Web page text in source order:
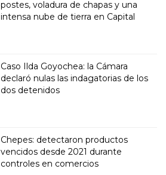
postes, voladura de chapas y una
intensa nube de tierra en Capital
Caso Ilda Goyochea: la Cámara
declaró nulas las indagatorias de los
dos detenidos
Chepes: detectaron productos
vencidos desde 2021 durante
controles en comercios